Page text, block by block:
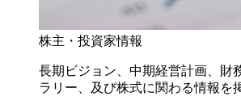
株主・投資家情報
長期ビジョン、中期経営計画、財
ラリー、及び株式に関わる情報を